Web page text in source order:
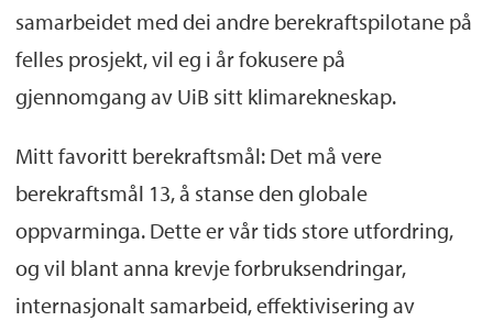
samarbeidet med dei andre berekraftspilotane på
felles prosjekt, vil eg i år fokusere på
gjennomgang av UiB sitt klimarekneskap.
Mitt favoritt berekraftsmål: Det må vere
berekraftsmål 13, å stanse den globale
oppvarminga. Dette er vår tids store utfordring,
og vil blant anna krevje forbruksendringar,
internasjonalt samarbeid, effektivisering av